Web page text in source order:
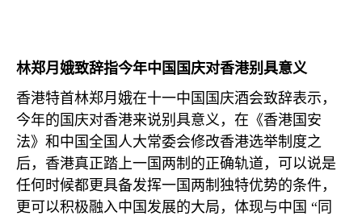
林郑月娥致辞指今年中国国庆对香港别具意义
香港特首林郑月娥在十一中国国庆酒会致辞表示，
今年的国庆对香港来说别具意义，在《香港国安
法》和中国全国人大常委会修改香港选举制度之
后，香港真正踏上一国两制的正确轨道，可以说是
任何时候都更具备发挥一国两制独特优势的条件，
更可以积极融入中国发展的大局，体现与中国 “同